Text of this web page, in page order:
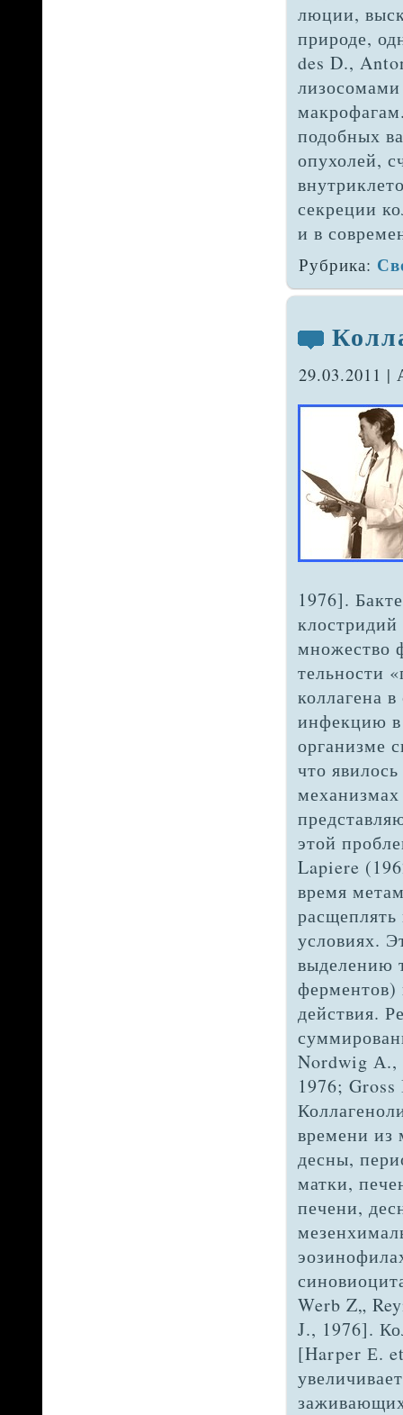
люции,
природе,
des D.,
подобных
опухолей,
секреции
и в
Рубрика:
29.03.2011
1976].
множество
тельности
кол­лагена
инфекцию в
организме
что
механизмах
этой
Lapiere
время
расщеплять
условиях.
выделению
ферментов)
действия.
Nordwig А.,
1976;
вре­мени из
десны,
матки,
печени,
Werb Z„
J., 1976].
[Harper Е.